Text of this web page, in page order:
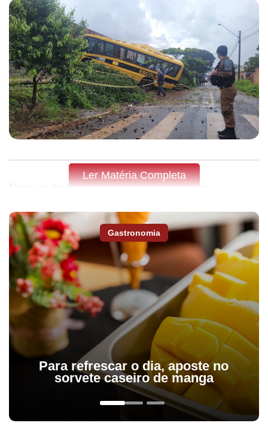
Fique por dentro do que acontece em Apucarana,
A Prefeitura de Jandaia do Sul foi condenada a pagar uma
indenização de R$ 150 mil à família de uma das vítimas do
acidente que envolveu um trem e um ônibus escolar em 9 de
março de 2023. A decisão é do Tribunal de Justiça do Paraná
(TJ-PR) e beneficia o pai, o tio e a avó de Kimberly Karolaine
Ribeiro Pimenta, de 15 anos.
A adolescente estava no ônibus da Associação de Pais e Amigos
dos Excepcionais (Apae) atingindo pela composição férrea na
Rua Presidente Kennedy, na Vila Rica.
Ler Matéria Completa
Gastronomia
Para refrescar o dia, aposte no
sorvete caseiro de manga